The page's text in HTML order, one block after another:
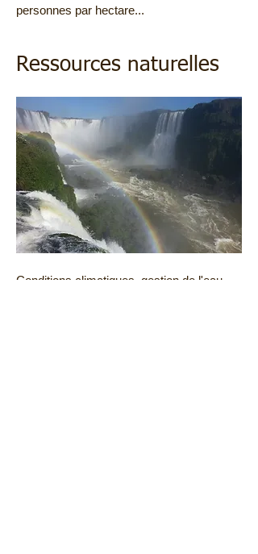
personnes par hectare...
Ressources naturelles
Conditions climatiques, gestion de l'eau,